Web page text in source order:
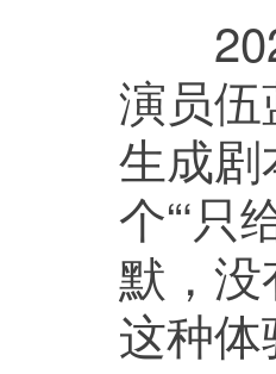
演员
生成
个“‘
默，
这种体